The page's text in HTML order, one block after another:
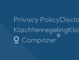
Privacy Policy
Klachtenregeling
Compozer®